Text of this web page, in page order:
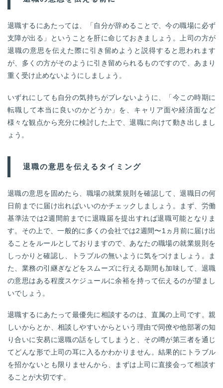
退職するにあたっては、「自分が辞めることで、今の職場に必ず
支障が出る」ということを肝に命じておきましょう。上司の方が
退職の意思を伝えた際に引き留めようと説得すると思われます
が、多くの方がそのように引き留められるものですので、あまり
重く受け止めないようにしましょう。
いずれにしても自分の気持ちがブレないように、「今この時期に
転職して本当に良いのかどうか」を、キャリア面や経済面など
様々な観点から充分に検討した上で、退職に向けて動き出しまし
ょう。
退職の意思を伝えるタイミング
退職の意思を固めたら、職場の就業規則を確認して、退職日の何
日前までに届け出ればいいのかチェックしましょう。まず、労働
基準法では2週間前までに退職届を提出すれば退職可能となりま
す。その上で、一般的に多くの会社では2週間〜1ヵ月前に届け出
ることをルールとしておりますので、あなたの職場の就業規則を
しっかりと確認し、トラブルの無いように気をつけましょう。ま
た、業務の引継ぎなどをスムーズに行える期間も加味して、退職
の意思はある程度スケジュールに余裕を持って伝えるのが望まし
いでしょう。
退職するにあたって最優先に相談するのは、直属の上司です。親
しいからとか、相談しやすいからという理由で同僚や他部署の知
り合いに安易に退職の話をしてしまうと、その噂が第三者を通じ
てどんな形で上司の耳に入るかわかりません。結果的にトラブル
を招かないとも限りませんから、まずは上司に直接会って相談す
ることが大切です。